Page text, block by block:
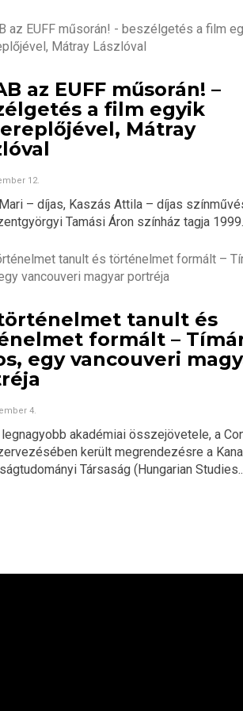
az EUFF műsorán! –
a film egyik
Mátray
12.
– díjas, Kaszás Attila – díjas
Tamási Áron színház tagja
tanult és
formált –
egy vancouveri
4.
legnagyobb akadémiai összejövetele, a
került megrendezésre a
Társaság (Hungarian